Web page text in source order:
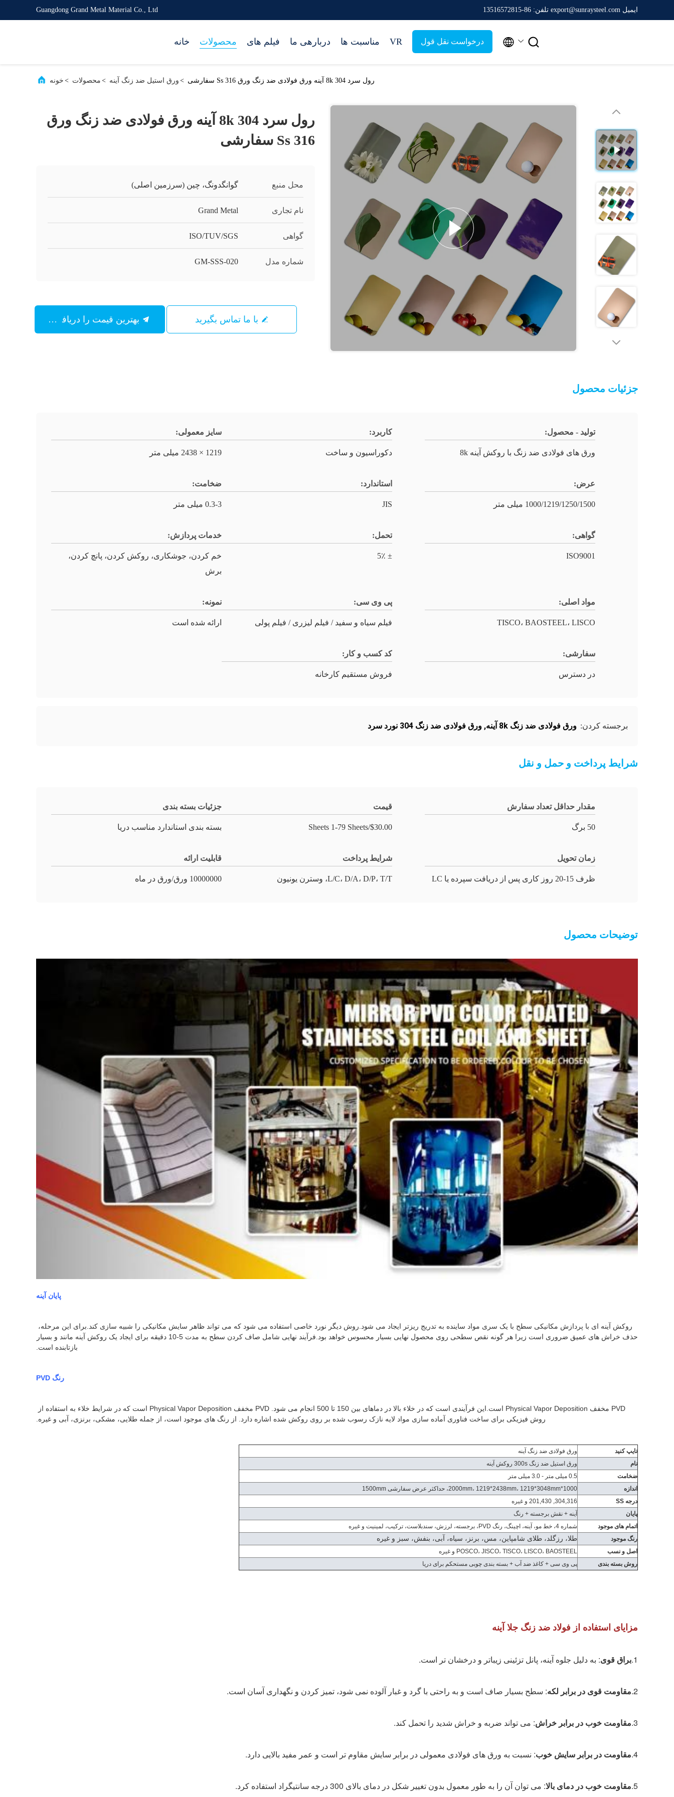
Guangdong Grand Metal Material Co., Ltd ایمیل export@sunraysteel.com تلفن: 86-13516572815
خانه محصولات فیلم های دربارهی ما مناسبت ها VR درخواست نقل قول  
خونه > محصولات > ورق استیل ضد زنگ آینه > رول سرد 304 8k آینه ورق فولادی ضد زنگ ورق 316 Ss سفارشی
رول سرد 304 8k آینه ورق فولادی ضد زنگ ورق
316 Ss سفارشی
محل منبع گوانگدونگ، چین (سرزمین اصلی)
نام تجاری Grand Metal
گواهی ISO/TUV/SGS
شماره مدل GM-SSS-020
با ما تماس بگیرید
جزئیات محصول
تولید - محصول:
ورق های فولادی ضد زنگ با روکش آینه 8k
کاربرد:
دکوراسیون و ساخت
سایز معمولی:
1219 × 2438 میلی متر
عرض:
1000/1219/1250/1500 میلی متر
استاندارد:
JIS
ضخامت:
0.3-3 میلی متر
گواهی:
ISO9001
تحمل:
± 5٪
خدمات پردازش:
خم کردن، جوشکاری، روکش کردن، پانچ کردن،
برش
مواد اصلی:
TISCO، BAOSTEEL، LISCO
پی وی سی:
فیلم سیاه و سفید / فیلم لیزری / فیلم پولی
نمونه:
ارائه شده است
سفارشی:
در دسترس
کد کسب و کار:
فروش مستقیم کارخانه
برجسته کردن: ورق فولادی ضد زنگ 8k آینه , ورق فولادی ضد زنگ 304 نورد سرد
شرایط پرداخت و حمل و نقل
مقدار حداقل تعداد سفارش
50 برگ
قیمت
$30.00/Sheets 1-79 Sheets
جزئیات بسته بندی
بسته بندی استاندارد مناسب دریا
زمان تحویل
ظرف 15-20 روز کاری پس از دریافت سپرده یا LC
شرایط پرداخت
L/C، D/A، D/P، T/T، وسترن یونیون
قابلیت ارائه
10000000 ورق/ورق در ماه
توضیحات محصول
پایان آینه
بازتابنده است.
رنگ PVD
روش فیزیکی برای ساخت فناوری آماده سازی مواد لایه نازک رسوب شده بر روی روکش شده اشاره دارد. از رنگ های موجود است، از جمله طلایی، مشکی، برنزی، آبی و غیره.
تایپ کنید
ورق فولادی ضد زنگ آینه
نام
ورق استیل ضد زنگ 300s روکش آینه
ضخامت
0.5 میلی متر - 3.0 میلی متر
اندازه
1000*2000mm، 1219*2438mm، 1219*3048mm، حداکثر عرض سفارشی 1500mm
درجه SS
304,316, 201,430 و غیره
پایان
آینه + نقش برجسته + رنگ
اتمام های موجود
شماره 4، خط مو، آینه، اچینگ، رنگ PVD، برجسته، لرزش، سندبلاست، ترکیب، لمینیت و غیره
رنگ موجود
طلا، رزگلد، طلای شامپاین، مس، برنز، سیاه، آبی، بنفش، سبز و غیره
اصل و نسب
POSCO، JISCO، TISCO، LISCO، BAOSTEEL و غیره
روش بسته بندی
پی وی سی + کاغذ ضد آب + بسته بندی چوبی مستحکم برای دریا
مزایای استفاده از فولاد ضد زنگ جلا آینه
1. براق قوی: به دلیل جلوه آینه، پانل تزئینی زیباتر و درخشان تر است.
2. مقاومت قوی در برابر لکه: سطح بسیار صاف است و به راحتی با گرد و غبار آلوده نمی شود، تمیز کردن و نگهداری آسان است.
3. مقاومت خوب در برابر خراش: می تواند ضربه و خراش شدید را تحمل کند.
4. مقاومت در برابر سایش خوب: نسبت به ورق های فولادی معمولی در برابر سایش مقاوم تر است و عمر مفید بالایی دارد.
5. مقاومت خوب در دمای بالا: می توان آن را به طور معمول بدون تغییر شکل در دمای بالای 300 درجه سانتیگراد استفاده کرد.